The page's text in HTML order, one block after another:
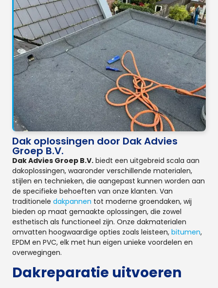
Dak oplossingen door Dak Advies
Groep B.V.
Dak Advies Groep B.V. biedt een uitgebreid scala aan
dakoplossingen, waaronder verschillende materialen,
stijlen en technieken, die aangepast kunnen worden aan
de specifieke behoeften van onze klanten. Van
traditionele dakpannen tot moderne groendaken, wij
bieden op maat gemaakte oplossingen, die zowel
esthetisch als functioneel zijn. Onze dakmaterialen
omvatten hoogwaardige opties zoals leisteen, bitumen,
EPDM en PVC, elk met hun eigen unieke voordelen en
overwegingen.
Dakreparatie uitvoeren